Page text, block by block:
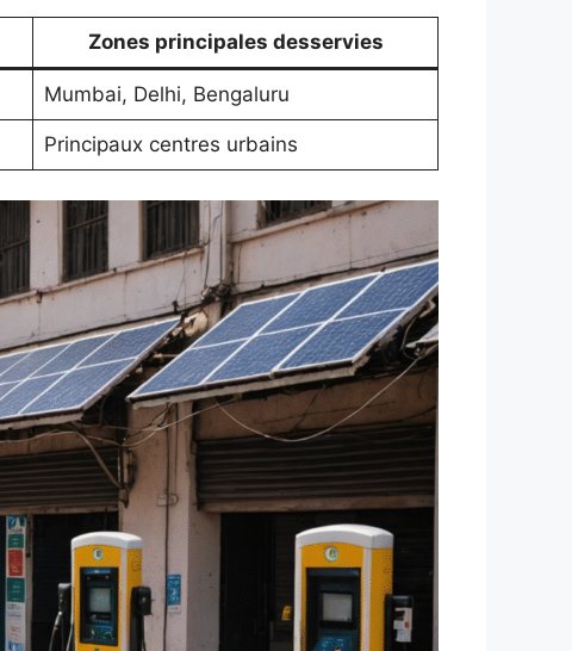
Zones principales desservies
Mumbai, Delhi, Bengaluru
Principaux centres urbains